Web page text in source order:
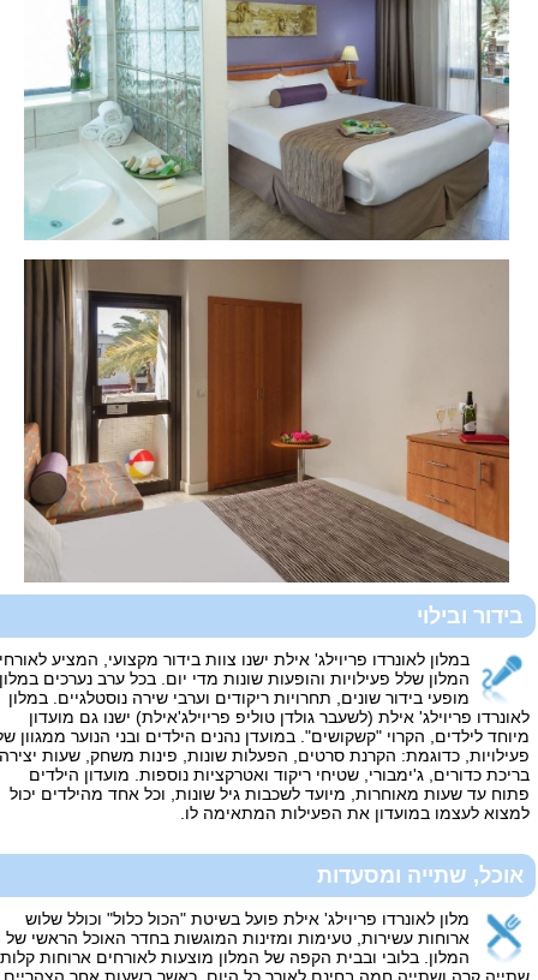
בידור ובילוי
במלון לאונרדו פריוילג' אילת ישנו צוות בידור מקצועי, המציע לאורחי
המלון שלל פעילויות והופעות שונות מדי יום. בכל ערב נערכים במלון
מופעי בידור שונים, תחרויות ריקודים וערבי שירה נוסטלגיים. במלון
לאונרדו פריוילג' אילת (לשעבר גולדן טוליפ פריוילג'אילת) ישנו גם מועדון
מיוחד לילדים, הקרוי "קשקושים". במועדן נהנים הילדים ובני הנוער ממגוון של
פעילויות, כדוגמת: הקרנת סרטים, הפעלות שונות, פינות משחק, שעות יצירה,
בריכת כדורים, ג'ימבורי, שטיחי ריקוד ואטרקציות נוספות. מועדון הילדים
פתוח עד שעות מאוחרות, מיועד לשכבות גיל שונות, וכל אחד מהילדים יכול
למצוא לעצמו במועדון את הפעילות המתאימה לו.
אוכל, שתייה ומסעדות
מלון לאונרדו פריוילג' אילת פועל בשיטת "הכול כלול" וכולל שלוש
ארוחות עשירות, טעימות ומזינות המוגשות בחדר האוכל הראשי של
המלון. בלובי ובבית הקפה של המלון מוצעות לאורחים ארוחות קלות,